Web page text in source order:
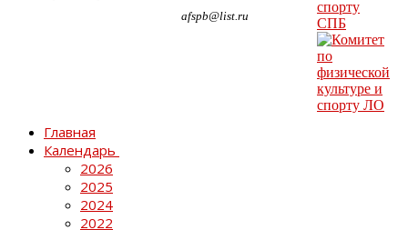
afspb@list.ru
Главная
Календарь
2026
2025
2024
2022